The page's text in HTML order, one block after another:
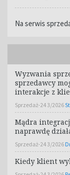
Na serwis
Wyzwania
sprzedawcy
interakcje z
Sprzedaż-24 3/2026
Mądra
naprawdę
Sprzedaż-24 3/2026
Kiedy klient